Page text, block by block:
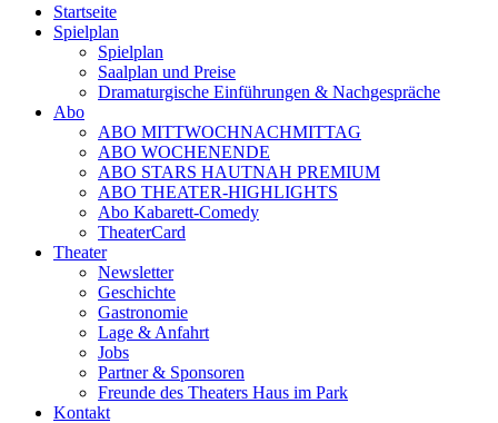
Startseite
Spielplan
Spielplan
Saalplan und Preise
Dramaturgische Einführungen & Nachgespräche
Abo
ABO MITTWOCHNACHMITTAG
ABO WOCHENENDE
ABO STARS HAUTNAH PREMIUM
ABO THEATER-HIGHLIGHTS
Abo Kabarett-Comedy
TheaterCard
Theater
Newsletter
Geschichte
Gastronomie
Lage & Anfahrt
Jobs
Partner & Sponsoren
Freunde des Theaters Haus im Park
Kontakt